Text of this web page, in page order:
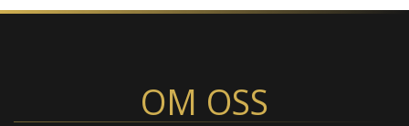
OM OSS